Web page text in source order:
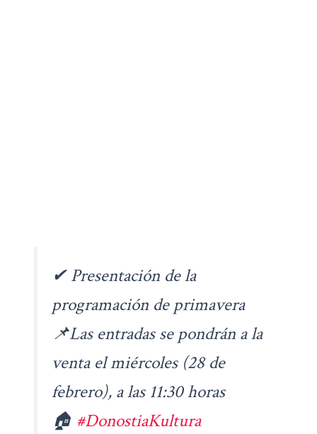
✔ Presentación de la
programación de primavera
📌Las entradas se pondrán a la
venta el miércoles (28 de
febrero), a las 11:30 horas
🏠 #DonostiaKultura